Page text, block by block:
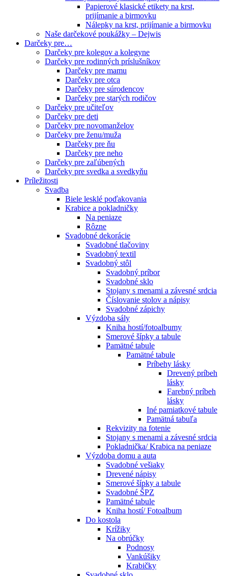
Papierové klasické etikety na krst,
prijímanie a birmovku
Nálepky na krst, prijímanie a birmovku
Naše darčekové poukážky – Dejwis
Darčeky pre…
Darčeky pre kolegov a kolegyne
Darčeky pre rodinných príslušníkov
Darčeky pre mamu
Darčeky pre otca
Darčeky pre súrodencov
Darčeky pre starých rodičov
Darčeky pre učiteľov
Darčeky pre deti
Darčeky pre novomanželov
Darčeky pre ženu/muža
Darčeky pre ňu
Darčeky pre neho
Darčeky pre zaľúbených
Darčeky pre svedka a svedkyňu
Príležitosti
Svadba
Biele lesklé poďakovania
Krabice a pokladničky
Na peniaze
Rôzne
Svadobné dekorácie
Svadobné tlačoviny
Svadobný textil
Svadobný stôl
Svadobný príbor
Svadobné sklo
Stojany s menami a závesné srdcia
Číslovanie stolov a nápisy
Svadobné zápichy
Výzdoba sály
Kniha hostí/fotoalbumy
Smerové šípky a tabule
Pamätné tabule
Pamätné tabule
Príbehy lásky
Drevený príbeh
lásky
Farebný príbeh
lásky
Iné pamiatkové tabule
Pamätná tabuľa
Rekvizity na fotenie
Stojany s menami a závesné srdcia
Pokladnička/ Krabica na peniaze
Výzdoba domu a auta
Svadobné vešiaky
Drevené nápisy
Smerové šípky a tabule
Svadobné ŠPZ
Pamätné tabule
Kniha hostí/ Fotoalbum
Do kostola
Krížiky
Na obrúčky
Podnosy
Vankúšiky
Krabičky